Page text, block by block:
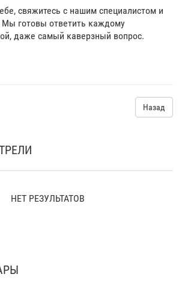
свяжитесь с нашим специалистом и
Мы готовы ответить каждому
даже самый каверзный вопрос.
Назад
НЕТ РЕЗУЛЬТАТОВ